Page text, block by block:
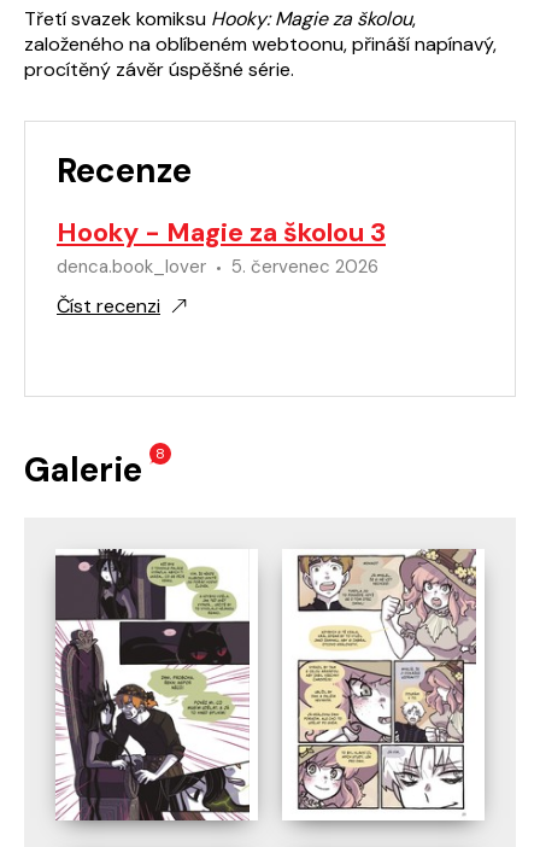
Třetí svazek komiksu Hooky: Magie za školou,
založeného na oblíbeném webtoonu, přináší napínavý,
procítěný závěr úspěšné série.
Recenze
Hooky - Magie za školou 3
denca.book_lover 5. červenec 2026
Číst recenzi
Galerie 8